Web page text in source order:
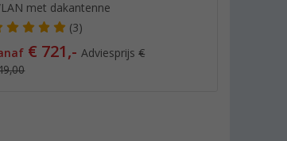
met dakantenne
(3)
€ 721,-Adviesprijs€
Berger mobiele satelliet
systeem complete set